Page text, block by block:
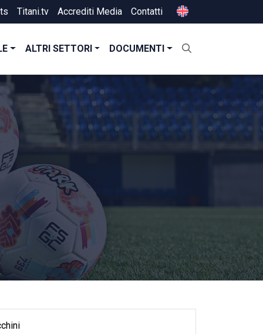
Titani.tv Accrediti Media Contatti
ALTRI SETTORI DOCUMENTI